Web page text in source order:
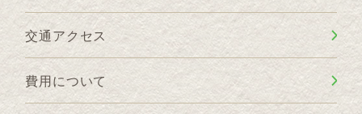
交通アクセス
費用について